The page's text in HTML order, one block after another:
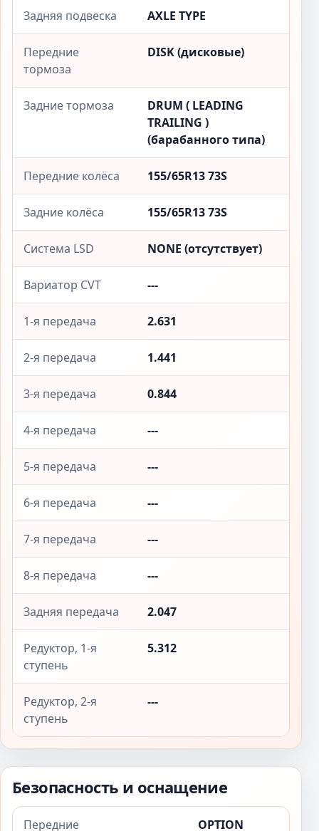
Задняя подвеска AXLE TYPE
Передние
тормоза
DISK (дисковые)
Задние тормоза
DRUM ( LEADING
TRAILING )
(барабанного типа)
Передние колёса 155/65R13 73S
Задние колёса 155/65R13 73S
Система LSD NONE (отсутствует)
Вариатор CVT ---
1-я передача 2.631
2-я передача 1.441
3-я передача 0.844
4-я передача ---
5-я передача ---
6-я передача ---
7-я передача ---
8-я передача ---
Задняя передача 2.047
Редуктор, 1-я
ступень
5.312
Редуктор, 2-я
ступень
---
Безопасность и оснащение
Передние
OPTION